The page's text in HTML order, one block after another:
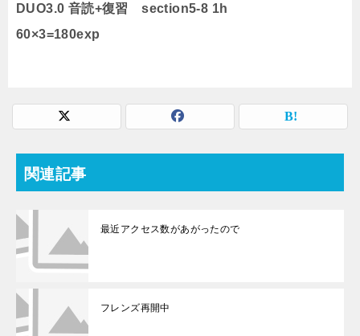
DUO3.0 音読+復習 section5-8 1h
60×3=180exp
関連記事
最近アクセス数があがったので
フレンズ再開中